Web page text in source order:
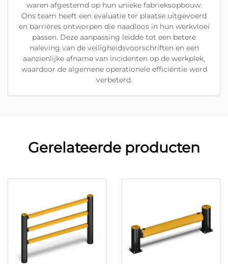
waren afgestemd op hun unieke fabrieksopbouw.
Ons team heeft een evaluatie ter plaatse uitgevoerd
en barrières ontworpen die naadloos in hun werkvloei
passen. Deze aanpassing leidde tot een betere
naleving van de veiligheidsvoorschriften en een
aanzienlijke afname van incidenten op de werkplek,
waardoor de algemene operationele efficiëntie werd
verbeterd.
Gerelateerde producten